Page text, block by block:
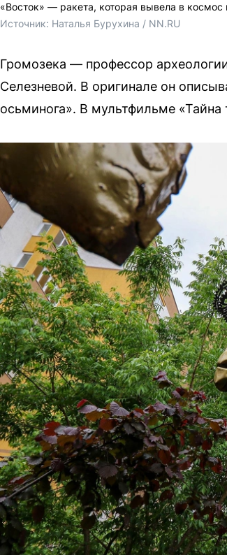
«Восток» — ракета, которая вывела в
Источник: Наталья Бурухина / NN.RU
Громозека — профессор
Селезневой. В оригинале он
осьминога». В мультфильме